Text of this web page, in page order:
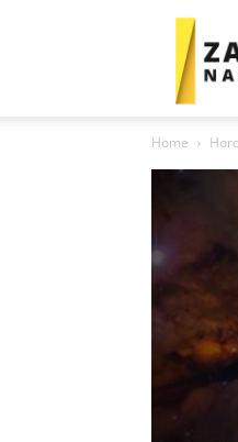
Zadrugar
Home